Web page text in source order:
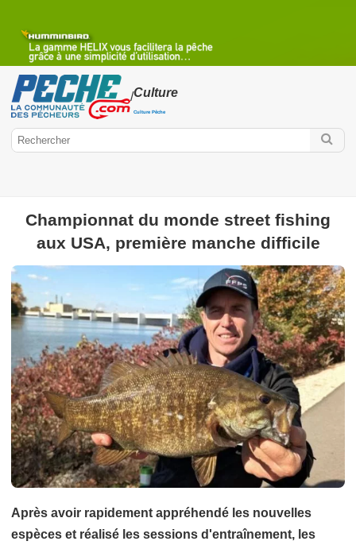
/Culture
Culture Pêche
Paroles de guide
Interview Spots de pêche
Championnat du monde street fishing
aux USA, première manche difficile
Après avoir rapidement appréhendé les nouvelles
espèces et réalisé les sessions d'entraînement, les